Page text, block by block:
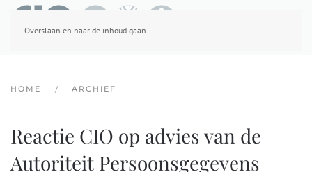
Overslaan en naar de inhoud gaan
HOME ARCHIEF
Reactie CIO op advies van de
Autoriteit Persoonsgegevens